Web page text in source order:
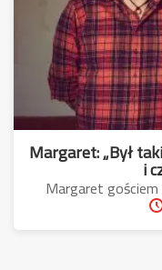
Margaret: „Był
i
Margaret